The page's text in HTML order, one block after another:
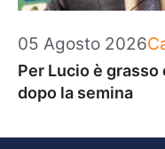
05 Agosto 2026
Per Lucio è
dopo la semina